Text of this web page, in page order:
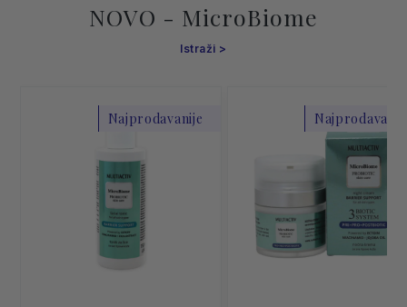
Istraži
NOVO - MicroBiome
Najprodavanije